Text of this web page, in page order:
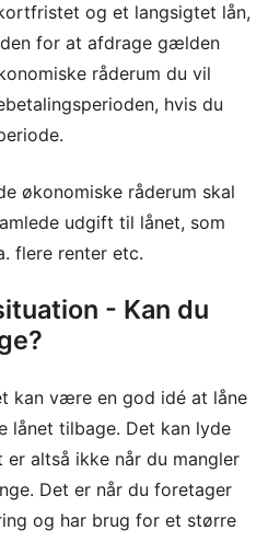
og et langsigtet lån,
for at afdrage gælden
råderum du vil
hvis du
økonomiske råderum skal
udgift til lånet, som
flere renter etc.
- Kan du
kan være en god idé at låne
lånet tilbage. Det kan lyde
er altså ikke når du mangler
Det er når du foretager
og har brug for et større